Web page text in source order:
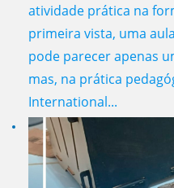
atividade prática na
primeira vista, uma
pode parecer apenas
mas, na prática
International...